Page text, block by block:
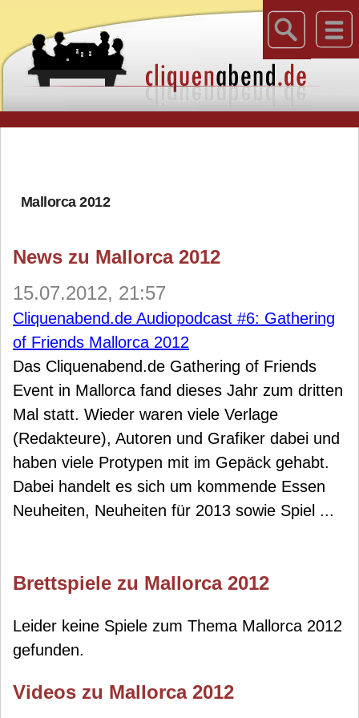
Mallorca 2012
News zu Mallorca 2012
15.07.2012, 21:57
Cliquenabend.de Audiopodcast #6: Gathering
of Friends Mallorca 2012
Das Cliquenabend.de Gathering of Friends
Event in Mallorca fand dieses Jahr zum dritten
Mal statt. Wieder waren viele Verlage
(Redakteure), Autoren und Grafiker dabei und
haben viele Protypen mit im Gepäck gehabt.
Dabei handelt es sich um kommende Essen
Neuheiten, Neuheiten für 2013 sowie Spiel ...
Brettspiele zu Mallorca 2012
Leider keine Spiele zum Thema Mallorca 2012
gefunden.
Videos zu Mallorca 2012